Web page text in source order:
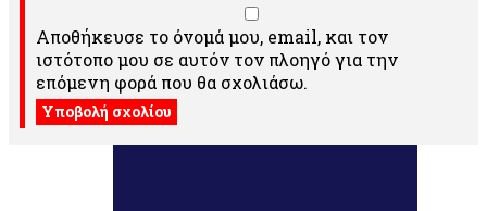
Αποθήκευσε το όνομά μου, email, και τον
ιστότοπο μου σε αυτόν τον πλοηγό για την
επόμενη φορά που θα σχολιάσω.